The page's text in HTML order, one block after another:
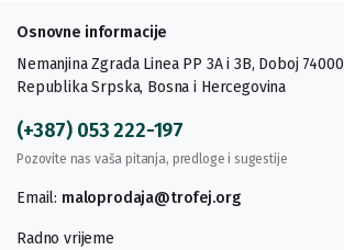
Osnovne informacije
Nemanjina Zgrada Linea PP 3A i 3B, Doboj 74000
Republika Srpska, Bosna i Hercegovina
(+387) 053 222-197
Pozovite nas vaša pitanja, predloge i sugestije
Email: maloprodaja@trofej.org
Radno vrijeme